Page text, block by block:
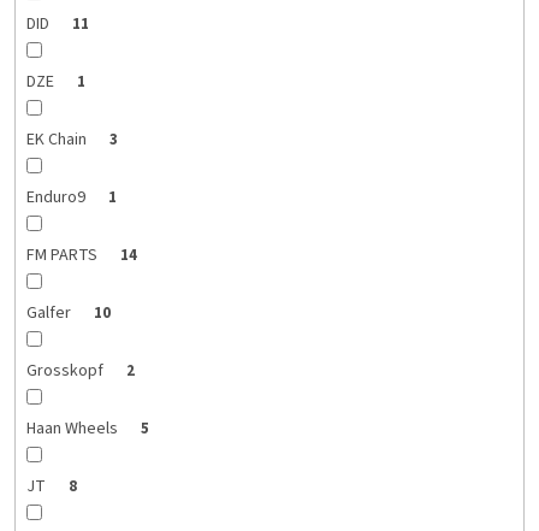
DID 11
DZE 1
EK Chain 3
Enduro9 1
FM PARTS 14
Galfer 10
Grosskopf 2
Haan Wheels 5
JT 8